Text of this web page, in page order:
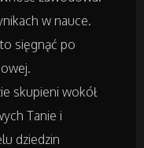
w nauce.
sięgnąć po
skupieni wokół
Tanie i
dziedzin